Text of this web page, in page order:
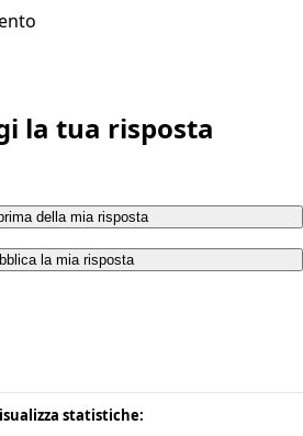
la tua risposta
della mia risposta
la mia risposta
statistiche: